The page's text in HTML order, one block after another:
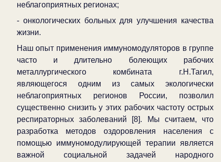
неблагоприятных регионах;
- онкологических больных для улучшения качества
жизни.
Наш опыт применения иммуномодуляторов в группе
часто и длительно болеющих рабочих
металлургического комбината г.Н.Тагил,
являющегося одним из самых экологически
неблагоприятных регионов России, позволил
существенно снизить у этих рабочих частоту острых
респираторных заболеваний [8]. Мы считаем, что
разработка методов оздоровления населения с
помощью иммуномодулирующей терапии является
важной социальной задачей народного